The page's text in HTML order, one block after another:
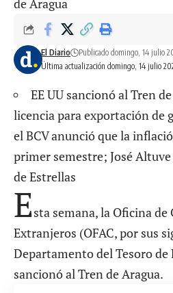
Última actualización domingo, 14 julio
El Diario Publicado domingo, 14 julio
EE UU sancionó al Tren
licencia para exportación de
el BCV anunció que la
primer semestre; José
de Estrellas
Esta semana, la Oficina
Extranjeros (OFAC, por sus
Departamento del Tesoro de
sancionó al Tren de Aragua.